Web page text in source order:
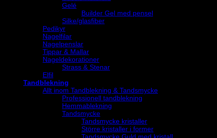
Gelé
Builder Gel med pensel
Silke/glasfiber
Pedikyr
Nagelfilar
Nagelpenslar
Tippar & Mallar
Nageldekorationer
Strass & Stenar
Elfil
Tandblekning
Allt inom Tandblekning & Tandsmycke
Professionell tandblekning
Hemmablekning
Tandsmycke
Tandsmycke kristaller
Större kristaller i former
Tandsmycke Guld med kristall